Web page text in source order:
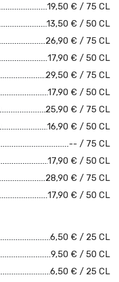
19,50 € / 75 CL
13,50 € / 50 CL
26,90 € / 75 CL
17,90 € / 50 CL
29,50 € / 75 CL
17,90 € / 50 CL
25,90 € / 75 CL
16,90 € / 50 CL
-- / 75 CL
17,90 € / 50 CL
28,90 € / 75 CL
17,90 € / 50 CL
6,50 € / 25 CL
9,50 € / 50 CL
6,50 € / 25 CL